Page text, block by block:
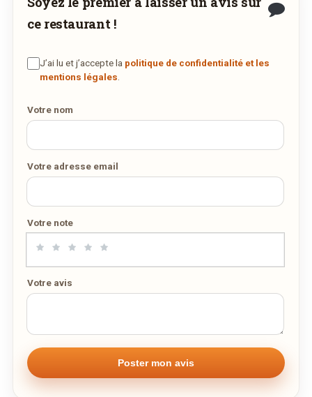
Demandez-lui de rejoindre
commander et être livré chez vous !
DÉCOUVRIR LA LIVRAISON
ce restaurant !
J’ai lu et j’accepte la politique de confidentialité et les
mentions légales
Votre nom
Votre adresse email
Votre note
Votre avis